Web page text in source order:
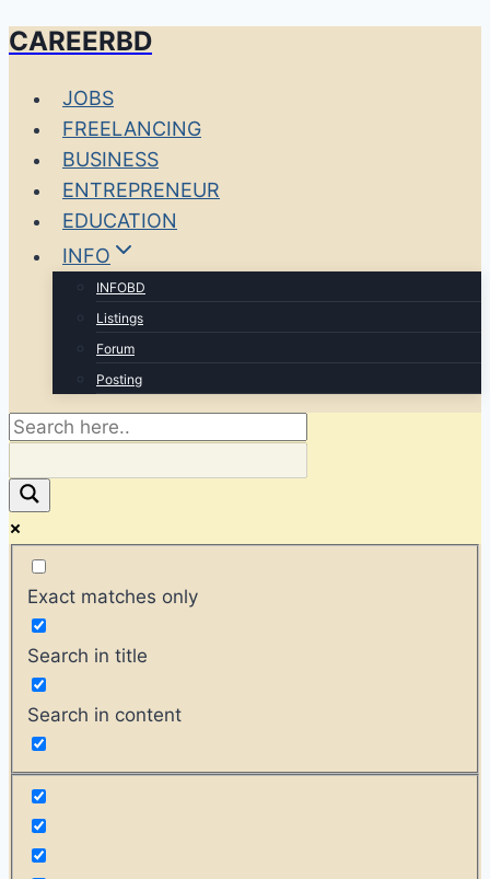
Skip
content
CAREERBD
JOBS
FREELANCING
BUSINESS
ENTREPRENEUR
EDUCATION
INFO
INFOBD
Listings
Forum
Posting
Exact matches only
Search in title
Search in content